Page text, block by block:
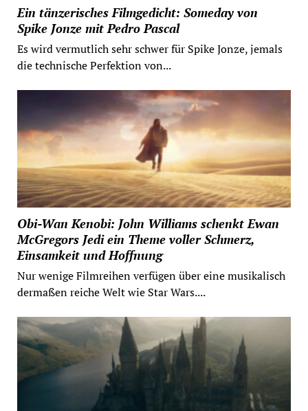
Ein tänzerisches Filmgedicht: Someday von
Spike Jonze mit Pedro Pascal
Es wird vermutlich sehr schwer für Spike Jonze, jemals
die technische Perfektion von...
Obi-Wan Kenobi: John Williams schenkt Ewan
McGregors Jedi ein Theme voller Schmerz,
Einsamkeit und Hoffnung
Nur wenige Filmreihen verfügen über eine musikalisch
dermaßen reiche Welt wie Star Wars....